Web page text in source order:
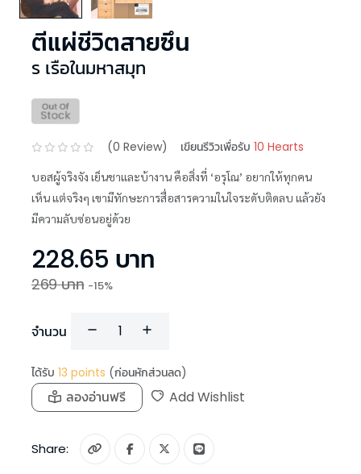
ตีแผ่ชีวิตสายซึน
ร เรือในมหาสมุท
(0 Review) เขียนรีวิวเพื่อรับ 10 Hearts
บอสผู้จริงจัง เย็นชาและบ้างาน คือสิ่งที่ ‘อรุโณ’ อยากให้ทุกคน
เห็น แต่จริงๆ เขามีทักษะการสื่อสารความในใจระดับติดลบ แล้วยัง
มีความลับซ่อนอยู่ด้วย
228.65 บาท
269บาท -15%
จำนวน
ได้รับ 13 points (ก่อนหักส่วนลด)
ลองอ่านฟรี Add Wishlist
Share: